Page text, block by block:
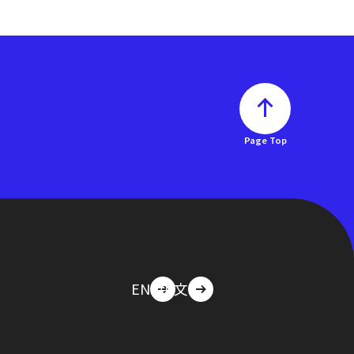
Page Top
EN 中文